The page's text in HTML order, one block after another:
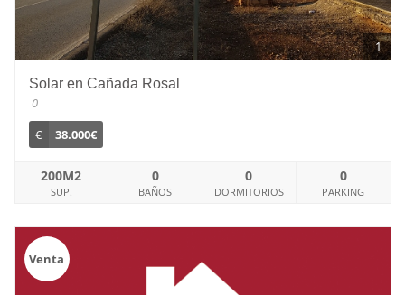
1
Solar en Cañada Rosal
0
€
38.000€
200M2
SUP.
0
BAÑOS
0
DORMITORIOS
0
PARKING
Venta